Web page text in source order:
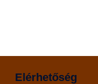
Elérhetőség